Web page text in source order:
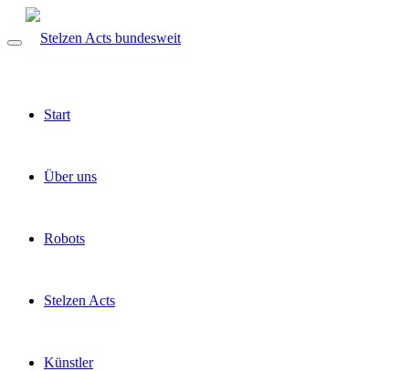
Start
Über uns
Robots
Stelzen Acts
Künstler